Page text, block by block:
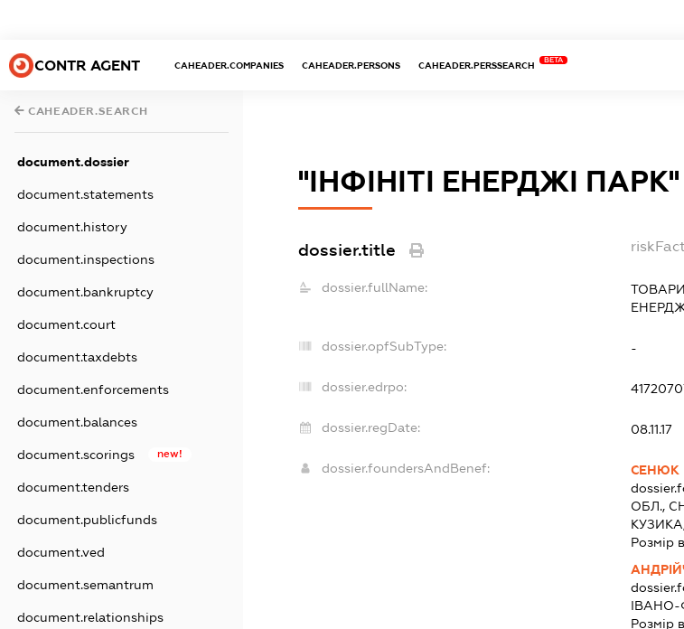
CONTR AGENT CAHEADER.COMPANIES CAHEADER.PERSONS CAHEADER.PERSSEARCH
BETA
CAHEADER.SEARCH
document.dossier
document.statements
document.history
document.inspections
document.bankruptcy
document.court
document.taxdebts
document.enforcements
document.balances
document.scorings new!
document.tenders
document.publicfunds
document.ved
document.semantrum
document.relationships
''ІНФІНІТІ ЕНЕРДЖІ ПАРК''
dossier.title
dossier.fullName:
dossier.opfSubType: -
dossier.edrpo:
dossier.regDate: 08.11.17
dossier.foundersAndBenef:
СЕНЮК
ОБЛ.,
Розмір
ІВАНО-
Розмір